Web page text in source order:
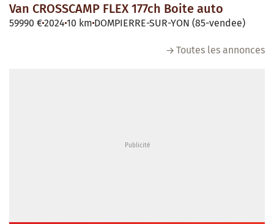
Van CROSSCAMP FLEX 177ch Boite auto
59990 €2024 10 km DOMPIERRE-SUR-YON (85-vendee)
Toutes les annonces